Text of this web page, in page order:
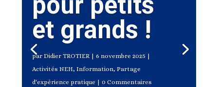
et grands !
parDidier TROTIER |6 novembre 2025 |
Activités NEH,Information,Partage
d'expérience pratique | 0 Commentaires